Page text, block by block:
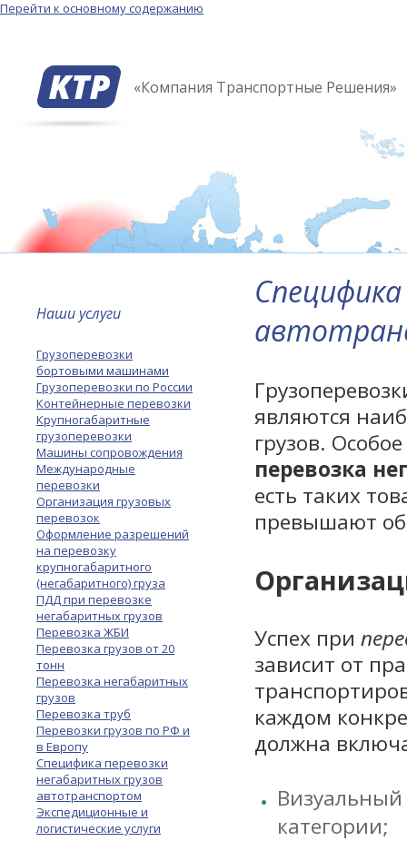
Перейти к основному содержанию
«Компания Транспортные Решения»
Наши услуги
Грузоперевозки
бортовыми машинами
Грузоперевозки по России
Контейнерные перевозки
Крупногабаритные
грузоперевозки
Машины сопровождения
Международные
перевозки
Организация грузовых
перевозок
Оформление разрешений
на перевозку
крупногабаритного
(негабаритного) груза
ПДД при перевозке
негабаритных грузов
Перевозка ЖБИ
Перевозка грузов от 20
тонн
Перевозка негабаритных
грузов
Перевозка труб
Перевозки грузов по РФ и
в Европу
Специфика перевозки
негабаритных грузов
автотранспортом
Экспедиционные и
логистические услуги
являются
грузов.
перевозка
есть таких
превышают
Успех при
зависит от
каждом
должна
категории;